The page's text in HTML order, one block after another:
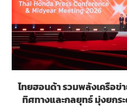
ไทยฮอนด้า รวมพลังเครือข่
ทิศทางและกลยุทธ์ มุ่งยกร